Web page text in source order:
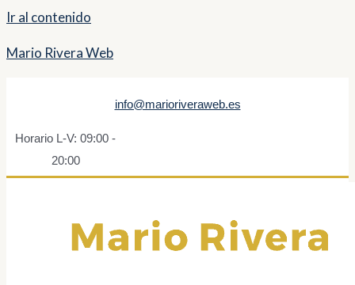
Ir al contenido
Mario Rivera Web
info@marioriveraweb.es
Horario L-V: 09:00 -
20:00